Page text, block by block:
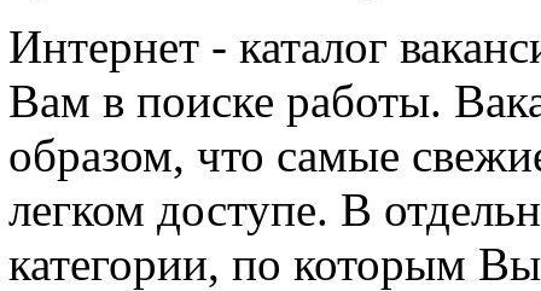
Интернет - каталог
Вам в поиске работы.
образом, что самые
легком доступе. В
категории, по которым